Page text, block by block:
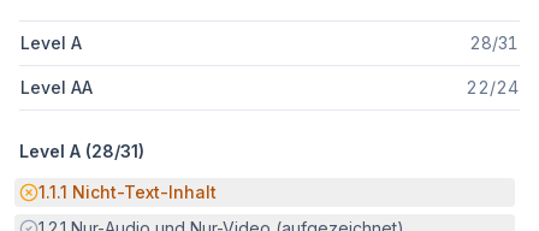
Level A 28/31
Level AA 22/24
Level A (28/31)
Potenzielle Barriere:
1.1.1 Nicht-Text-Inhalt
Erfüllt: